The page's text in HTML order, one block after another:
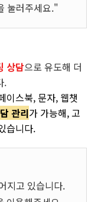
눌러주세요."
상담으로 유도해 더
.
이스북, 문자, 웹챗
관리가 가능해, 고
습니다.
지고 있습니다.